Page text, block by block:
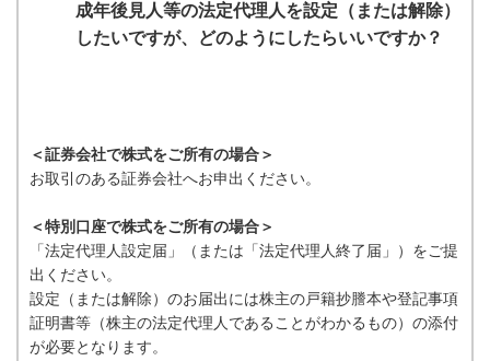
成年後見人等の法定代理人を設定（または解除）
したいですが、どのようにしたらいいですか？
＜証券会社で株式をご所有の場合＞
お取引のある証券会社へお申出ください。
＜特別口座で株式をご所有の場合＞
「法定代理人設定届」（または「法定代理人終了届」）をご提
出ください。
設定（または解除）のお届出には株主の戸籍抄謄本や登記事項
証明書等（株主の法定代理人であることがわかるもの）の添付
が必要となります。